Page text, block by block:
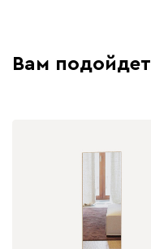
Вам подойдет